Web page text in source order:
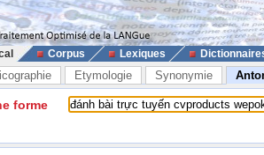
Corpus Lexiques
Etymologie Synonymie
forme